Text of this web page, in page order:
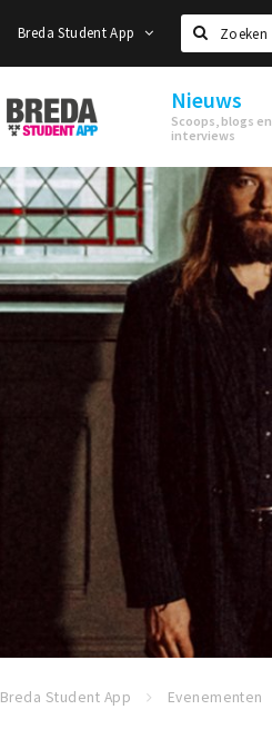
Breda Student App
Zoeken
Breda
Student
Nieuws
Scoops, blogs en
interviews
Breda Student App Evenementen